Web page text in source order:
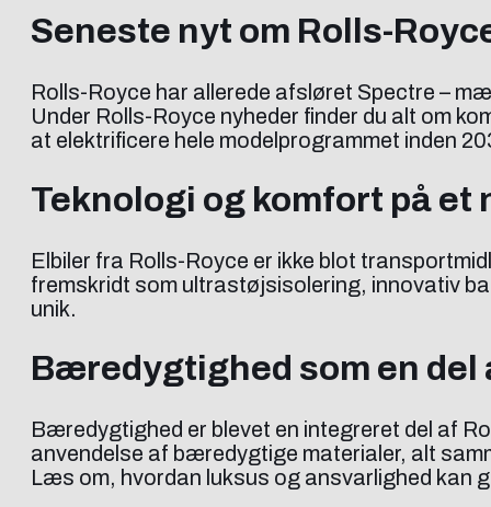
Seneste nyt om Rolls-
Rolls-Royce har allerede afsløret Spectre –
Under Rolls-Royce nyheder finder du alt om
at elektrificere hele modelprogrammet inden
Teknologi og komfort på et
Elbiler fra Rolls-Royce er ikke blot
fremskridt som ultrastøjsisolering, innovativ
unik.
Bæredygtighed som en del
Bæredygtighed er blevet en integreret del af
anvendelse af bæredygtige materialer, alt
Læs om, hvordan luksus og ansvarlighed kan